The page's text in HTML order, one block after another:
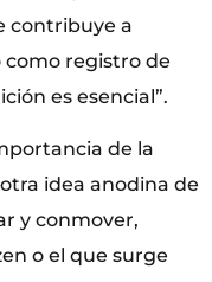
contribuye a
registro de
es esencial”.
de la
idea anodina de
y conmover,
o el que surge